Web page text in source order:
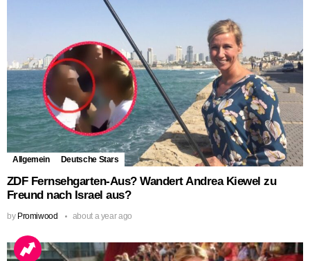
Allgemein Deutsche Stars
ZDF Fernsehgarten-Aus? Wandert Andrea Kiewel zu
Freund nach Israel aus?
by Promiwood about a year ago